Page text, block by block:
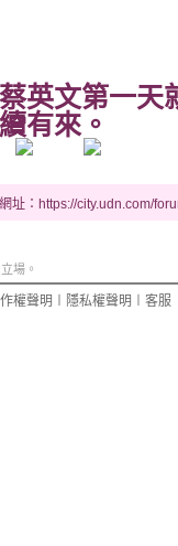
英文第一天
有來。
址：https://city.udn.com/
場。
權聲明 隱私權聲明 客服